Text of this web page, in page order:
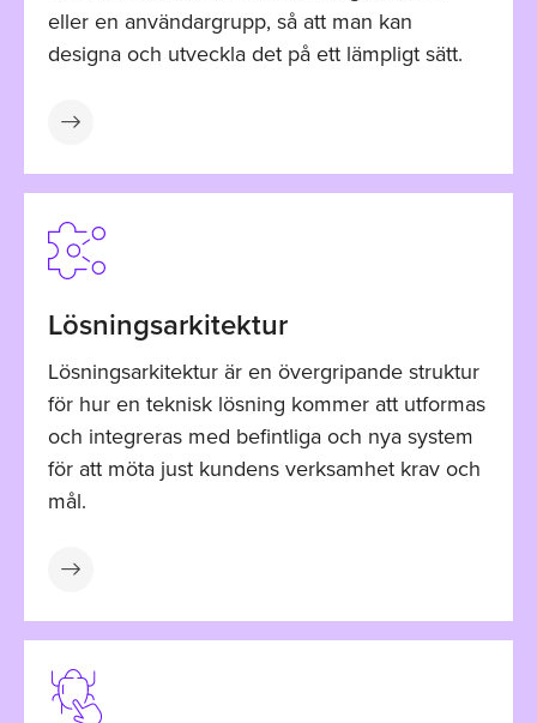
eller en användargrupp, så att man kan
designa och utveckla det på ett lämpligt sätt.
Lösningsarkitektur
Lösningsarkitektur är en övergripande struktur
för hur en teknisk lösning kommer att utformas
och integreras med befintliga och nya system
för att möta just kundens verksamhet krav och
mål.